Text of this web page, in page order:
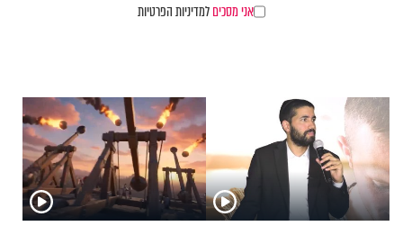
אני מסכיםלמדיניות הפרטיות